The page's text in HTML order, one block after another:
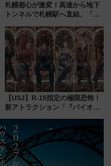
札幌都心が激変！高速から地下
トンネルで札幌駅へ直結、「創
から本格着工、延長4.8km整備
事業の全貌
【USJ】R-15指定の極限恐怖！
新アトラクション「『バイオハ
ブ」今秋登場 ―予測不能の恐
怖に泣き叫べ―